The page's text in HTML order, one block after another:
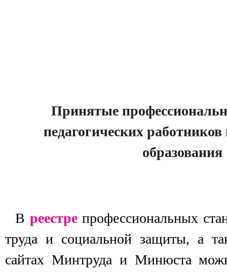
Принятые
педагогических
образования
В реестре профессиональных
труда и социальной защиты, а
сайтах Минтруда и Минюста